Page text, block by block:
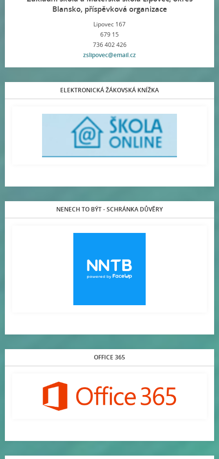
Blansko, příspěvková organizace
Lipovec 167
679 15
736 402 426
zslipovec@email.cz
ELEKTRONICKÁ ŽÁKOVSKÁ KNÍŽKA
NENECH TO BÝT - SCHRÁNKA DŮVĚRY
OFFICE 365